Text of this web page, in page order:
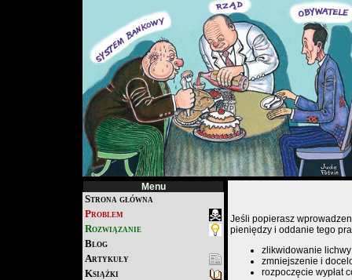
Menu
Strona główna
Problem
Rozwiązanie
Blog
Artykuły
Książki
Jeśli popierasz
pieniędzy i oddanie tego
zlikwidowanie lichwy
zmniejszenie i
rozpoczęcie wypłat